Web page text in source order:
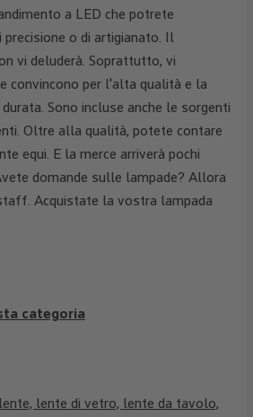
a LED che potrete
o di artigianato. Il
vi deluderà. Soprattutto, vi
convincono per l'alta qualità e la
Sono incluse anche le sorgenti
Oltre alla qualità, potete contare
equi. E la merce arriverà pochi
domande sulle lampade? Allora
Acquistate la vostra lampada
categoria
lente di vetro, lente da tavolo,